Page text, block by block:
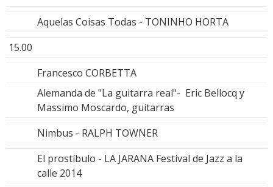
Aquelas Coisas Todas - TONINHO HORTA
15.00
Francesco CORBETTA
Alemanda de "La guitarra real"- Eric Bellocq y
Massimo Moscardo, guitarras
Nimbus - RALPH TOWNER
El prostíbulo - LA JARANA Festival de Jazz a la
calle 2014